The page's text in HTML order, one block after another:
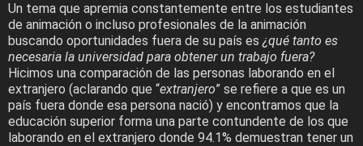
Un tema que apremia constantemente entre los estudiantes
de animación o incluso profesionales de la animación
buscando oportunidades fuera de su país es¿qué tanto es
necesaria la universidad para obtener un trabajo fuera?
Hicimos una comparación de las personas laborando en el
extranjero (aclarando que “extranjero” se refiere a que es un
país fuera donde esa persona nació) y encontramos que la
educación superior forma una parte contundente de los que
laborando en el extranjero donde 94.1% demuestran tener un